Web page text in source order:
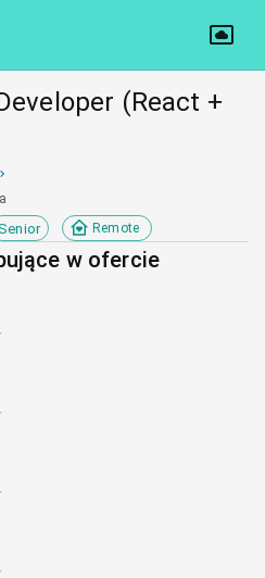
(React +
Remote
w ofercie